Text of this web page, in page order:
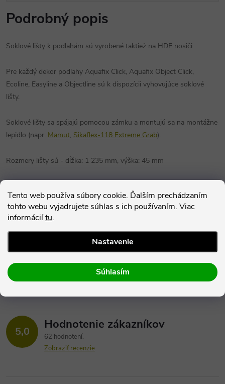
Tento web používa súbory cookie. Ďalším prechádzaním
tohto webu vyjadrujete súhlas s ich používaním. Viac
informáciítu.
Nastavenie
Súhlasím
Podrobný popis
Soklové lišty k podlahám sú vyrobené taktiež na HDF nosiči .
Pre každý dekor podlahy Aquafix Click, Aquafix Object Click,
Ecoline, Easyline a Objectline sú k dispozícii vyhovujúce soklové
lišty.
Soklové lišty sa spájajú pomocou zámku a montujú sa na montážne
lepidlo (napr. Mamut, Sikaflex-118 Extreme Grab).
Rozmery lišty sú - dĺžka: 1 235 mm, výška: 45 mm
Parametre produktu
Hodnotenie
5,0 Hodnotenie zákazníkov
62 hodnotení
Zobraziť recenzie